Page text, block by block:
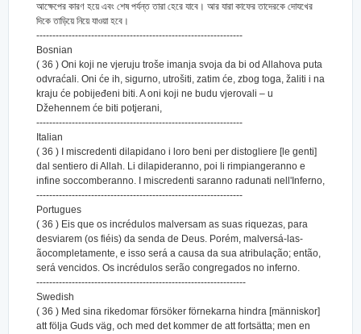
আক্ষেপের কারণ হয়ে এবং শেষ পর্যন্ত তারা হেরে যাবে। আর যারা কাফের তাদেরকে দোযখের
দিকে তাড়িয়ে নিয়ে যাওয়া হবে।
----------------------------------------------------------------
Bosnian
( 36 ) Oni koji ne vjeruju troše imanja svoja da bi od Allahova puta
odvraćali. Oni će ih, sigurno, utrošiti, zatim će, zbog toga, žaliti i na
kraju će pobijeđeni biti. A oni koji ne budu vjerovali – u
Džehennem će biti potjerani,
----------------------------------------------------------------
Italian
( 36 ) I miscredenti dilapidano i loro beni per distogliere [le genti]
dal sentiero di Allah. Li dilapideranno, poi li rimpiangeranno e
infine soccomberanno. I miscredenti saranno radunati nell'Inferno,
----------------------------------------------------------------
Portugues
( 36 ) Eis que os incrédulos malversam as suas riquezas, para
desviarem (os fiéis) da senda de Deus. Porém, malversá-las-
ãocompletamente, e isso será a causa da sua atribulação; então,
será vencidos. Os incrédulos serão congregados no inferno.
-----------------------------------------------------------------
Swedish
( 36 ) Med sina rikedomar försöker förnekarna hindra [människor]
att följa Guds väg, och med det kommer de att fortsätta; men en